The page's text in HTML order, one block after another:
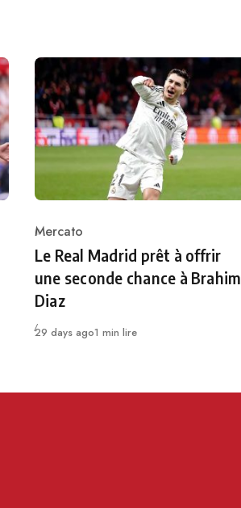
Category
Mercato
Le Real Madrid prêt à offrir
une seconde chance à Brahim
Diaz
Publié
29 days ago1 min lire